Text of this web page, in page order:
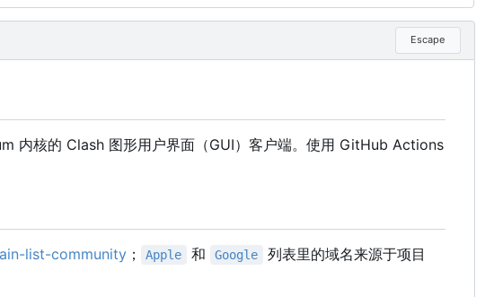
Escape
内核的 Clash 图形用户界面 （GUI） 客户端。使用 GitHub Actions
list-community ； Apple 和 Google
列表里的域名来源于项目